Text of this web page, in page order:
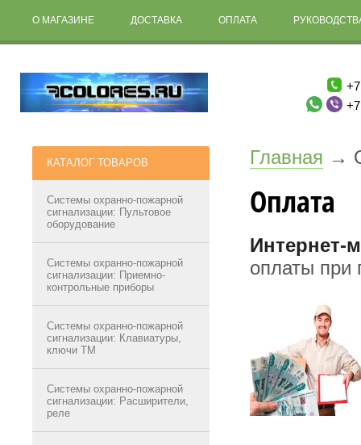
О МАГАЗИНЕ ДОСТАВКА ОПЛАТА
КАТАЛОГ ТОВАРОВ
Системы охранно-пожарной
сигнализации: Пультовое
оборудование
Системы охранно-пожарной
сигнализации: Приемно-
контрольные приборы
Системы охранно-пожарной
сигнализации: Клавиатуры,
ключи ТМ
Системы охранно-пожарной
сигнализации: Расширители,
реле
Главная →
Оплата
Интернет-
оплаты при